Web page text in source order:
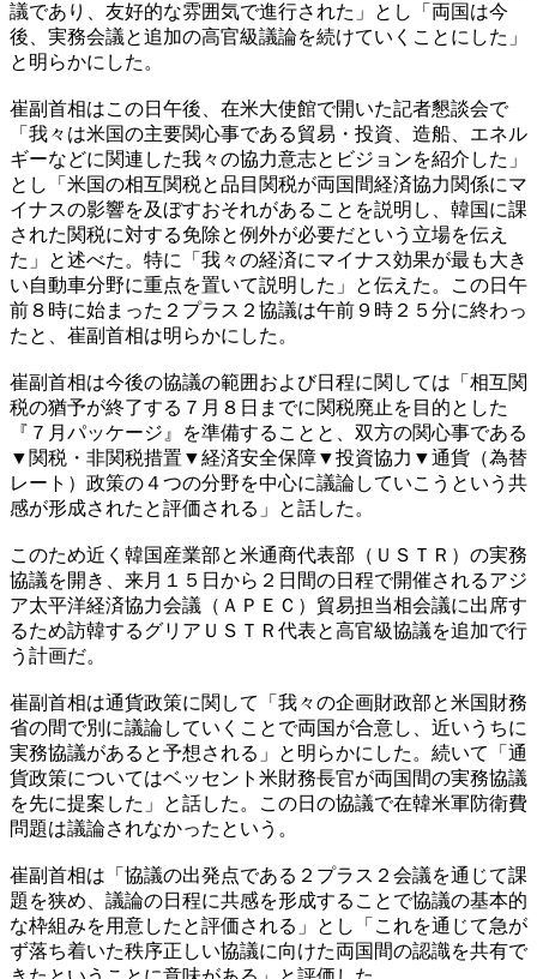
議であり、友好的な雰囲気で進行された」とし「両国は今
後、実務会議と追加の高官級議論を続けていくことにした」
と明らかにした。
崔副首相はこの日午後、在米大使館で開いた記者懇談会で
「我々は米国の主要関心事である貿易・投資、造船、エネル
ギーなどに関連した我々の協力意志とビジョンを紹介した」
とし「米国の相互関税と品目関税が両国間経済協力関係にマ
イナスの影響を及ぼすおそれがあることを説明し、韓国に課
された関税に対する免除と例外が必要だという立場を伝え
た」と述べた。特に「我々の経済にマイナス効果が最も大き
い自動車分野に重点を置いて説明した」と伝えた。この日午
前８時に始まった２プラス２協議は午前９時２５分に終わっ
たと、崔副首相は明らかにした。
崔副首相は今後の協議の範囲および日程に関しては「相互関
税の猶予が終了する７月８日までに関税廃止を目的とした
『７月パッケージ』を準備することと、双方の関心事である
▼関税・非関税措置▼経済安全保障▼投資協力▼通貨（為替
レート）政策の４つの分野を中心に議論していこうという共
感が形成されたと評価される」と話した。
このため近く韓国産業部と米通商代表部（ＵＳＴＲ）の実務
協議を開き、来月１５日から２日間の日程で開催されるアジ
ア太平洋経済協力会議（ＡＰＥＣ）貿易担当相会議に出席す
るため訪韓するグリアＵＳＴＲ代表と高官級協議を追加で行
う計画だ。
崔副首相は通貨政策に関して「我々の企画財政部と米国財務
省の間で別に議論していくことで両国が合意し、近いうちに
実務協議があると予想される」と明らかにした。続いて「通
貨政策についてはベッセント米財務長官が両国間の実務協議
を先に提案した」と話した。この日の協議で在韓米軍防衛費
問題は議論されなかったという。
崔副首相は「協議の出発点である２プラス２会議を通じて課
題を狭め、議論の日程に共感を形成することで協議の基本的
な枠組みを用意したと評価される」とし「これを通じて急が
ず落ち着いた秩序正しい協議に向けた両国間の認識を共有で